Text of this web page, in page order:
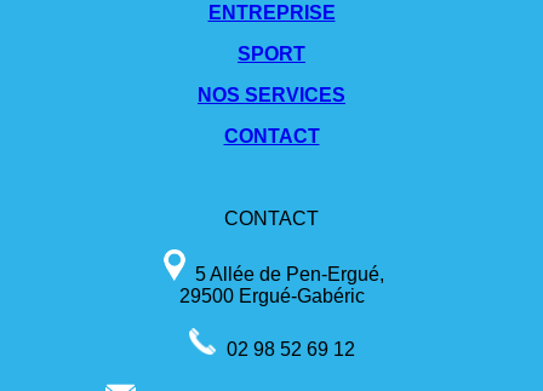
ENTREPRISE
SPORT
NOS SERVICES
CONTACT
CONTACT
5 Allée de Pen-Ergué,
29500 Ergué-Gabéric
02 98 52 69 12